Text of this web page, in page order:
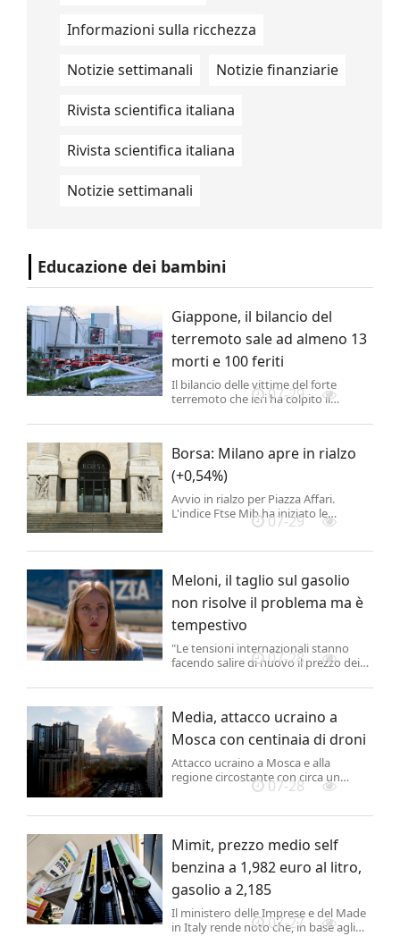
Informazioni sulla ricchezza
Notizie settimanali Notizie finanziarie
Rivista scientifica italiana
Rivista scientifica italiana
Notizie settimanali
Educazione dei bambini
Giappone, il bilancio del
terremoto sale ad almeno 13
morti e 100 feriti
Il bilancio delle vittime del forte
terremoto che ieri ha colpito il
almeno 13 morti e oltre 100 feriti, ha
Takaichi.
07-29
Borsa: Milano apre in rialzo
(+0,54%)
Avvio in rialzo per Piazza Affari.
L'indice Ftse Mib ha iniziato le
contrattazioni in progresso dello
07-29
Meloni, il taglio sul gasolio
non risolve il problema ma è
tempestivo
"Le tensioni internazionali stanno
facendo salire di nuovo il prezzo dei
quello che viaggia su strada.
07-28
Media, attacco ucraino a
Mosca con centinaia di droni
Attacco ucraino a Mosca e alla
regione circostante con circa un
centinaia di droni. Lo riferisce
quale è stato colpito anche un centro
russa già presa di mira nei giorni
scorsi.
07-28
Mimit, prezzo medio self
benzina a 1,982 euro al litro,
gasolio a 2,185
Il ministero delle Imprese e del Made
in Italy rende noto che, in base agli
07-27